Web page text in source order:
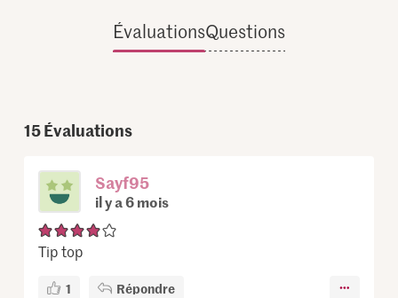
ÉvaluationsQuestions
15Évaluations
Sayf95
il y a 6 mois
Tip top
1 Répondre